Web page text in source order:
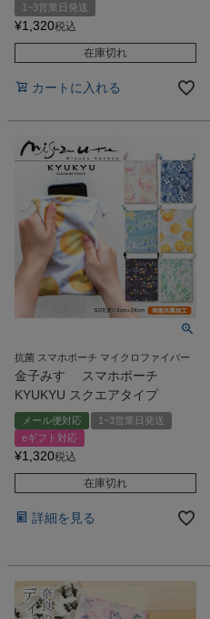
1~3営業日発送
¥1,320税込
在庫切れ
カートに入れる
抗菌 スマホポーチ マイクロファイバー
金子みすゞ スマホポーチ
KYUKYU スクエアタイプ
メール便対応
1~3営業日発送
eギフト対応
¥1,320税込
在庫切れ
詳細を見る